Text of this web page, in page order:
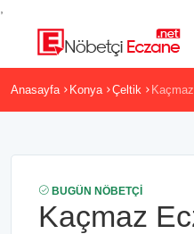
Anasayfa Konya Çeltik
BUGÜN NÖBETÇI
Kaçmaz